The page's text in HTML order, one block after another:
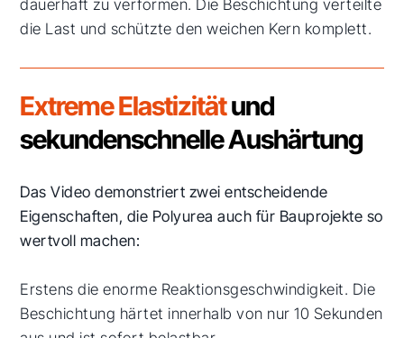
dauerhaft zu verformen. Die Beschichtung verteilte
die Last und schützte den weichen Kern komplett.
Extreme Elastizitätund
sekundenschnelle Aushärtung
Das Video demonstriert zwei entscheidende
Eigenschaften, die Polyurea auch für Bauprojekte so
wertvoll machen:
Erstens die enorme Reaktionsgeschwindigkeit. Die
Beschichtung härtet innerhalb von nur 10 Sekunden